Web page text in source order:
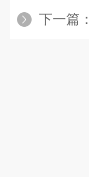
下一篇：